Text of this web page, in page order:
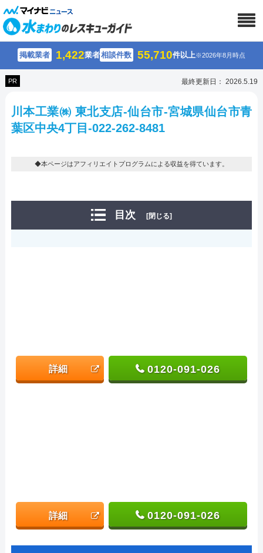
掲載業者 1,422業者相談件数 55,710件以上※2026年8月時点
PR 最終更新日： 2026.5.19
川本工業㈱ 東北支店-仙台市-宮城県仙台市青
葉区中央4丁目-022-262-8481
◆本ページはアフィリエイトプログラムによる収益を得ています。
目次 [閉じる]
詳細 0120-091-026
詳細 0120-091-026